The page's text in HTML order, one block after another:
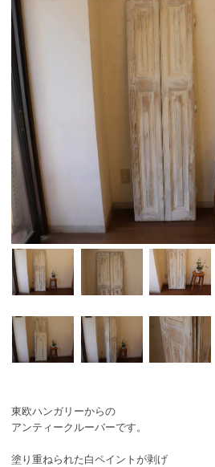
東欧ハンガリーからの
アンティークルーバーです。
塗り重ねられた白ペイントが剥げ